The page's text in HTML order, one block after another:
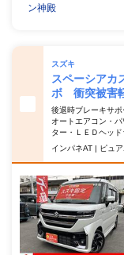
ン神殿
スズキ
スペーシア
ボ 衝突被害
後退時ブレーキサ
オートエアコン・
ター・ＬＥＤヘッ
インパネAT | ピュ